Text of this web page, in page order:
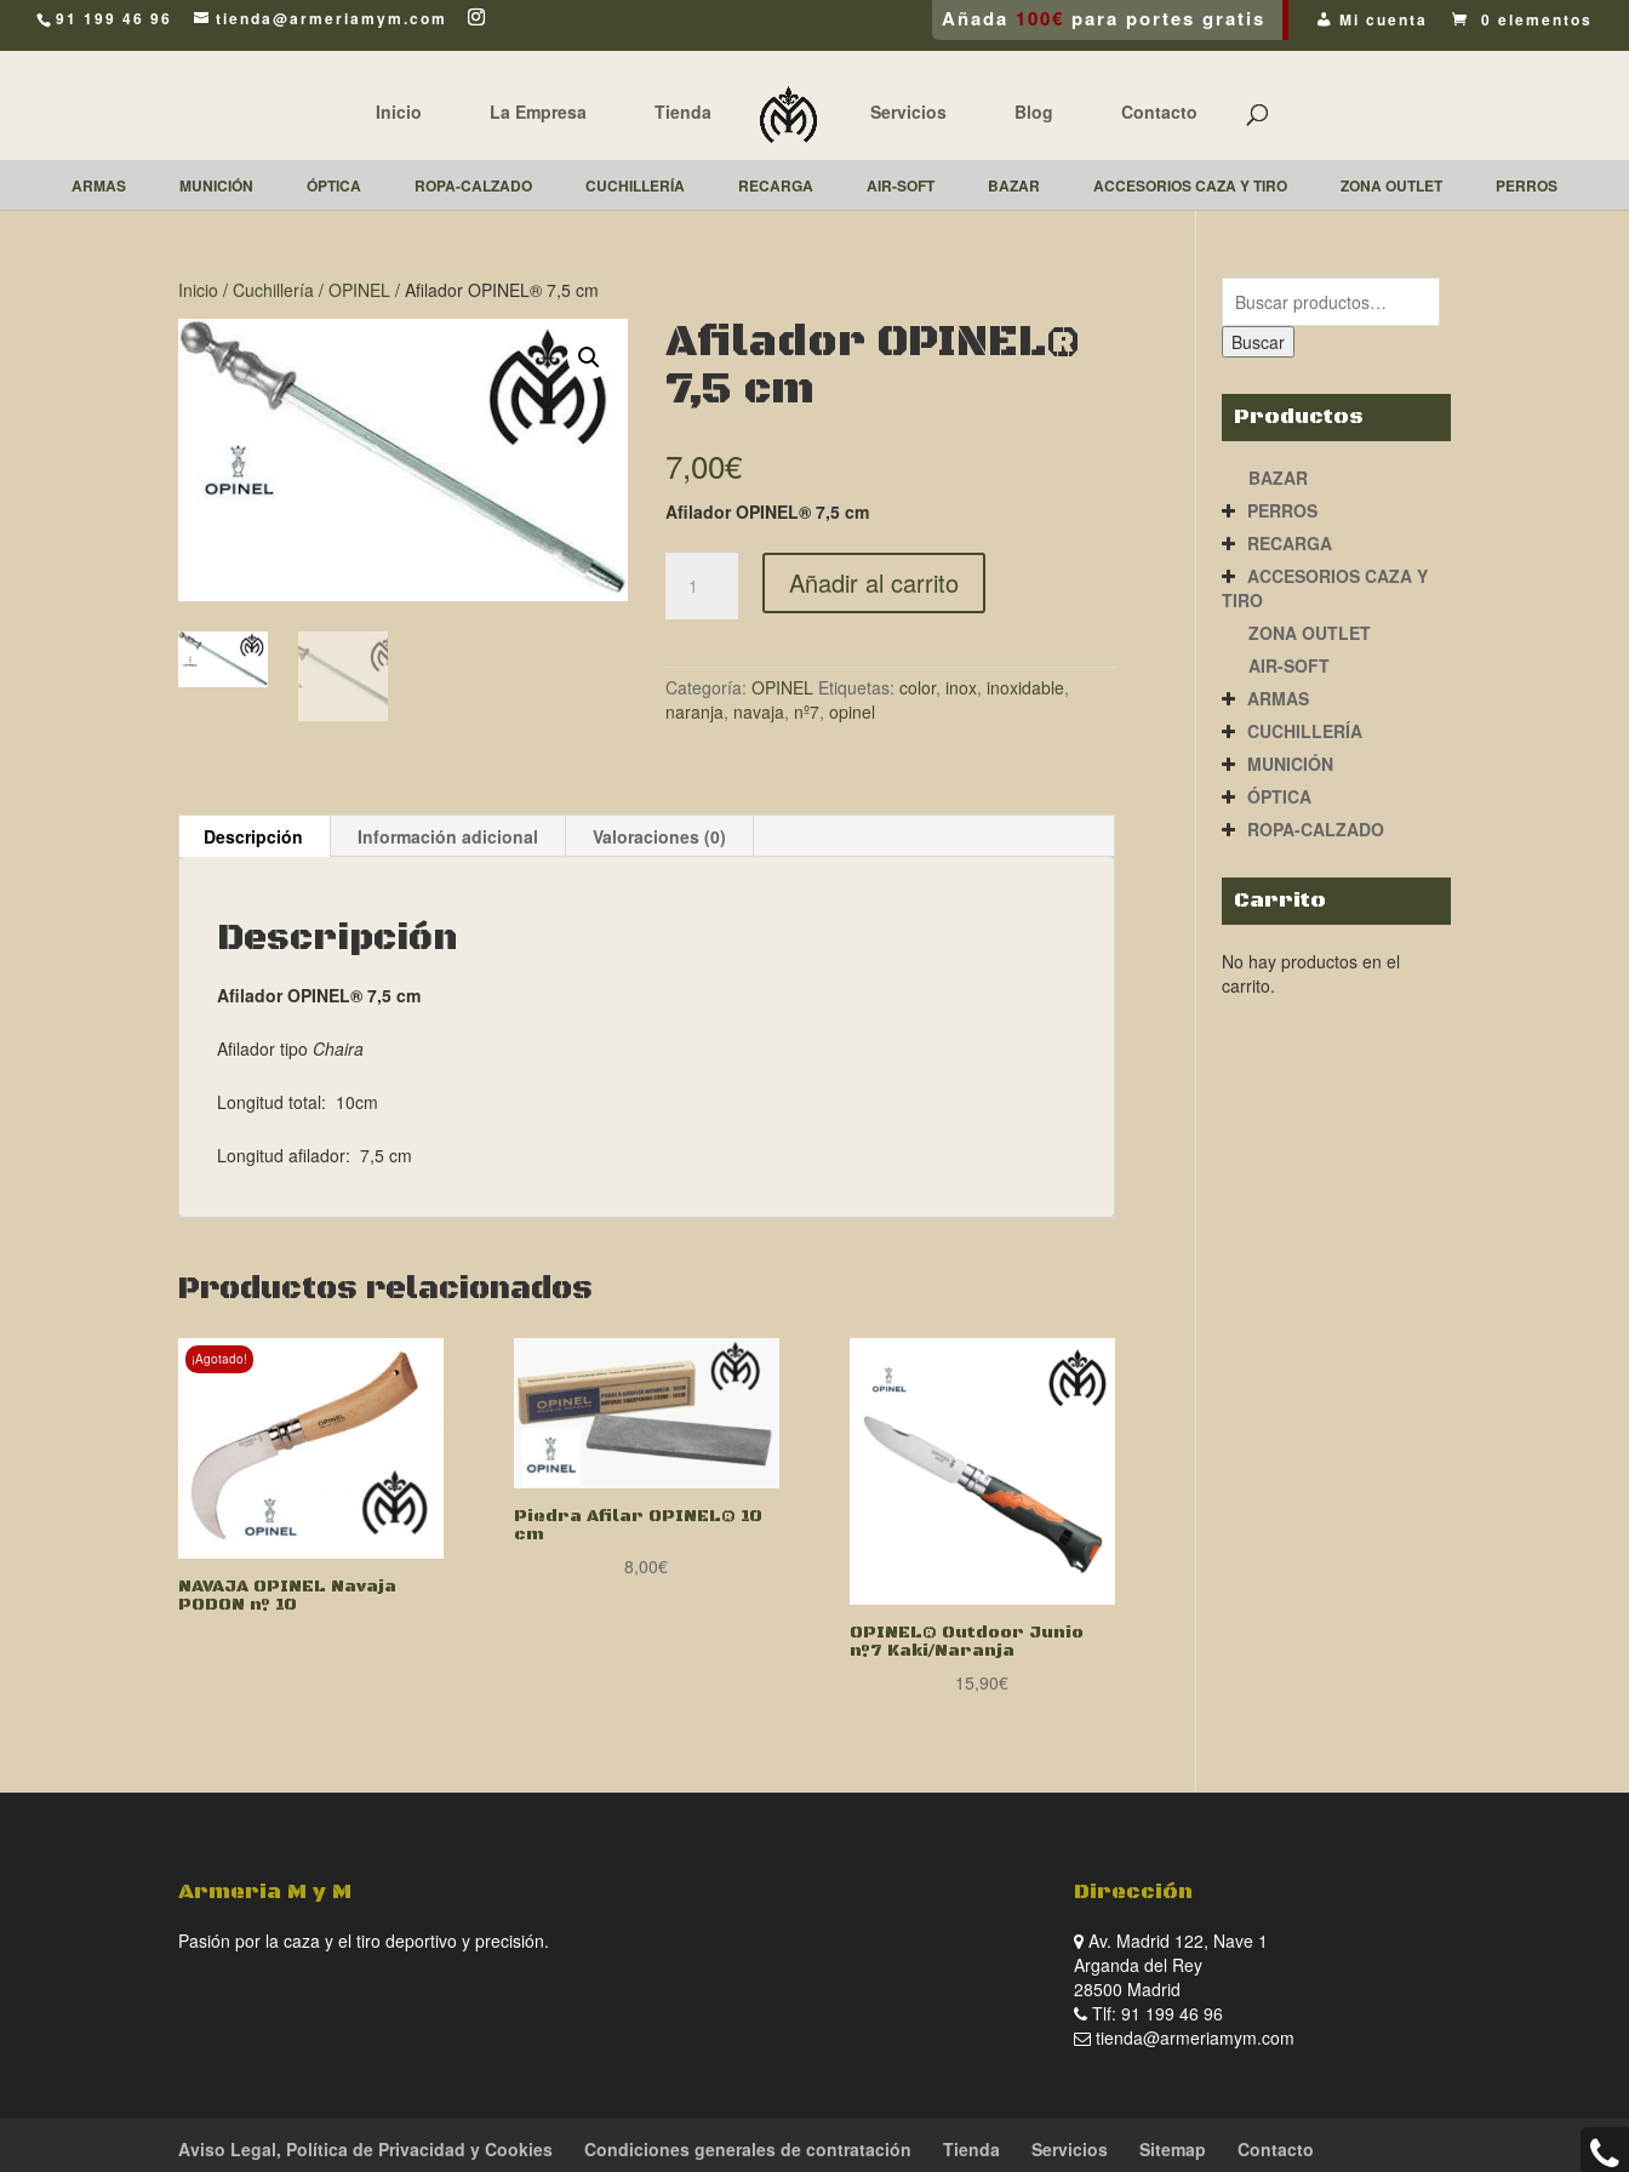
91 199 46 96 tienda@armeriamym.com Añada 100€ para portes gratis Mi cuenta 0 elementos
Inicio La Empresa Tienda Servicios Blog Contacto
ARMAS MUNICIÓN ÓPTICA ROPA-CALZADO CUCHILLERÍA RECARGA AIR-SOFT BAZAR ACCESORIOS CAZA Y TIRO ZONA OUTLET PERROS
Inicio / Cuchillería / OPINEL / Afilador OPINEL® 7,5 cm
Afilador OPINEL®
7,5 cm
7,00€
Afilador OPINEL® 7,5 cm
Añadir al carrito
Categoría: OPINEL Etiquetas: color, inox, inoxidable,
naranja, navaja, nº7, opinel
Descripción Información adicional Valoraciones (0)
Descripción
Afilador OPINEL® 7,5 cm
Afilador tipo Chaira
Longitud total: 10cm
Longitud afilador: 7,5 cm
Productos relacionados
¡Agotado!
NAVAJA OPINEL Navaja
PODON nº 10
Piedra Afilar OPINEL® 10
cm
8,00€
OPINEL® Outdoor Junio
nº7 Kaki/Naranja
15,90€
Buscar
Productos
BAZAR
PERROS
RECARGA
ACCESORIOS CAZA Y
TIRO
ZONA OUTLET
AIR-SOFT
ARMAS
CUCHILLERÍA
MUNICIÓN
ÓPTICA
ROPA-CALZADO
Carrito
No hay productos en el
carrito.
Armeria M y M
Pasión por la caza y el tiro deportivo y precisión.
Dirección
Av. Madrid 122, Nave 1
Arganda del Rey
28500 Madrid
Tlf: 91 199 46 96
tienda@armeriamym.com
Aviso Legal, Política de Privacidad y Cookies Condiciones generales de contratación Tienda Servicios Sitemap Contacto